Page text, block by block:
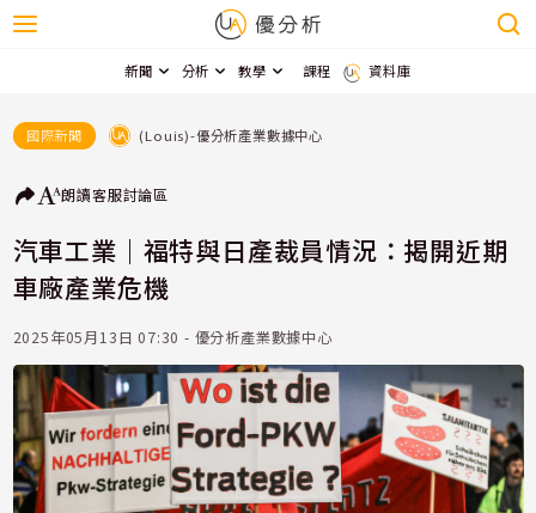
新聞 分析 教學 課程 資料庫
國際新聞 (Louis)-優分析產業數據中心
朗讀客服討論區
汽車工業｜福特與日產裁員情況：揭開近期
車廠產業危機
2025年05月13日 07:30 - 優分析產業數據中心